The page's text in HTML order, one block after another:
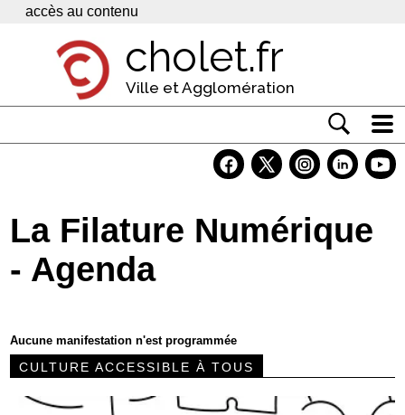
Panneau de gestion des cookies
accès au contenu
cholet.fr
Ville et Agglomération
Economie
Services
La Filature Numérique
- Agenda
Aucune manifestation n'est programmée
CULTURE ACCESSIBLE À TOUS